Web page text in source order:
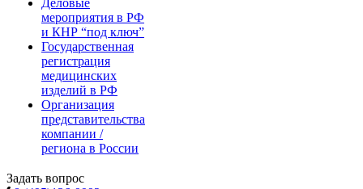
Деловые
мероприятия в РФ
и КНР “под ключ”
Государственная
регистрация
медицинских
изделий в РФ
Организация
представительства
компании /
региона в России
Задать вопрос